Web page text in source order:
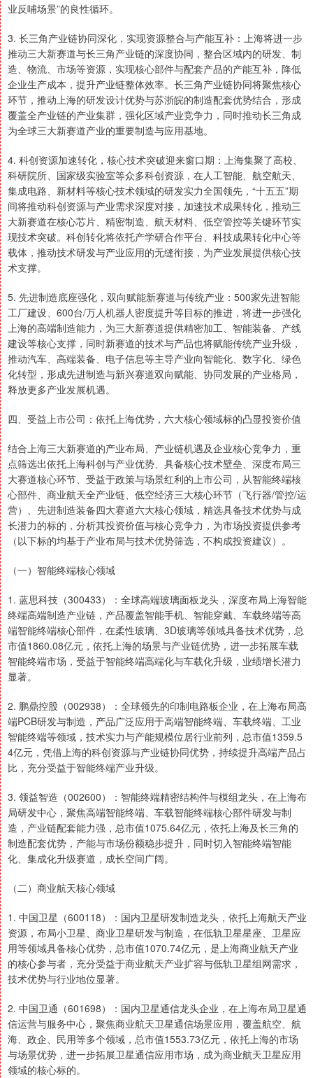
业反哺场景”的良性循环。
3. 长三角产业链协同深化，实现资源整合与产能互补：上海将进一步
推动三大新赛道与长三角产业链的深度协同，整合区域内的研发、制
造、物流、市场等资源，实现核心部件与配套产品的产能互补，降低
企业生产成本，提升产业链整体效率。长三角产业链协同将聚焦核心
环节，推动上海的研发设计优势与苏浙皖的制造配套优势结合，形成
覆盖全产业链的产业集群，强化区域产业竞争力，同时推动长三角成
为全球三大新赛道产业的重要制造与应用基地。
4. 科创资源加速转化，核心技术突破迎来窗口期：上海集聚了高校、
科研院所、国家级实验室等众多科创资源，在人工智能、航空航天、
集成电路、新材料等核心技术领域的研发实力全国领先，“十五五”期
间将推动科创资源与产业需求深度对接，加速技术成果转化，推动三
大新赛道在核心芯片、精密制造、航天材料、低空管控等关键环节实
现技术突破。科创转化将依托产学研合作平台、科技成果转化中心等
载体，推动技术研发与产业应用的无缝衔接，为产业发展提供核心技
术支撑。
5. 先进制造底座强化，双向赋能新赛道与传统产业：500家先进智能
工厂建设、600台/万人机器人密度提升等目标的推进，将进一步强化
上海的高端制造能力，为三大新赛道提供精密加工、智能装备、产线
建设等核心支撑，同时新赛道的技术与产品也将赋能传统产业升级，
推动汽车、高端装备、电子信息等主导产业向智能化、数字化、绿色
化转型，形成先进制造与新兴赛道双向赋能、协同发展的产业格局，
释放更多产业发展机遇。
四、受益上市公司：依托上海优势，六大核心领域标的凸显投资价值
结合上海三大新赛道的产业布局、产业链机遇及企业核心竞争力，重
点筛选出依托上海科创与产业优势、具备核心技术壁垒、深度布局三
大赛道核心环节、受益于政策与场景红利的上市公司，从智能终端核
心部件、商业航天全产业链、低空经济三大核心环节（飞行器/管控/运
营）、先进制造装备四大赛道六大核心领域，精选具备技术优势与成
长潜力的标的，分析其投资价值与核心竞争力，为市场投资提供参考
（以下标的均基于产业布局与技术优势筛选，不构成投资建议）。
（一）智能终端核心领域
1. 蓝思科技（300433）：全球高端玻璃面板龙头，深度布局上海智能
终端高端制造产业链，产品覆盖智能手机、智能穿戴、车载终端等高
端智能终端核心部件，在柔性玻璃、3D玻璃等领域具备技术优势，总
市值1860.08亿元，依托上海的场景与产业链优势，进一步拓展车载
智能终端市场，受益于智能终端高端化与车载化升级，业绩增长潜力
显著。
2. 鹏鼎控股（002938）：全球领先的印制电路板企业，在上海布局高
端PCB研发与制造，产品广泛应用于高端智能终端、车载终端、工业
智能终端等领域，技术实力与产能规模位居行业前列，总市值1359.5
4亿元，凭借上海的科创资源与产业链协同优势，持续提升高端产品占
比，充分受益于智能终端产业升级。
3. 领益智造（002600）：智能终端精密结构件与模组龙头，在上海布
局研发中心，聚焦高端智能终端、车载智能终端核心部件研发与制
造，产业链配套能力强，总市值1075.64亿元，依托上海及长三角的
制造配套优势，产能与市场份额稳步提升，同时切入智能终端智能
化、集成化升级赛道，成长空间广阔。
（二）商业航天核心领域
1. 中国卫星（600118）：国内卫星研发制造龙头，依托上海航天产业
资源，布局小卫星、商业卫星研发与制造，在低轨卫星星座、卫星应
用等领域具备核心优势，总市值1070.74亿元，是上海商业航天产业
的核心参与者，充分受益于商业航天产业扩容与低轨卫星组网需求，
技术优势与行业地位显著。
2. 中国卫通（601698）：国内卫星通信龙头企业，在上海布局卫星通
信运营与服务中心，聚焦商业航天卫星通信场景应用，覆盖航空、航
海、政企、民用等多个领域，总市值1553.73亿元，依托上海的市场
与场景优势，进一步拓展卫星通信应用市场，成为商业航天卫星应用
领域的核心标的。